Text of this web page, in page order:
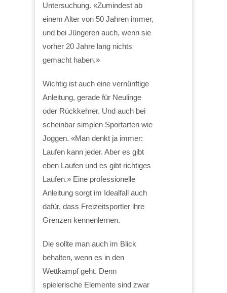
Untersuchung. «Zumindest ab
einem Alter von 50 Jahren immer,
und bei Jüngeren auch, wenn sie
vorher 20 Jahre lang nichts
gemacht haben.»
Wichtig ist auch eine vernünftige
Anleitung, gerade für Neulinge
oder Rückkehrer. Und auch bei
scheinbar simplen Sportarten wie
Joggen. «Man denkt ja immer:
Laufen kann jeder. Aber es gibt
eben Laufen und es gibt richtiges
Laufen.» Eine professionelle
Anleitung sorgt im Idealfall auch
dafür, dass Freizeitsportler ihre
Grenzen kennenlernen.
Die sollte man auch im Blick
behalten, wenn es in den
Wettkampf geht. Denn
spielerische Elemente sind zwar